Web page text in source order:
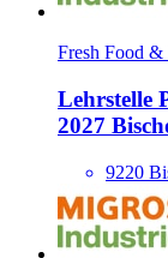
Fresh Food
Lehrstelle
2027
9220